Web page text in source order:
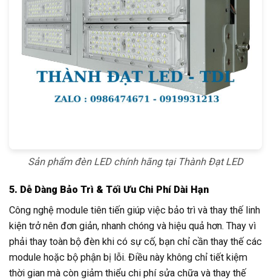
Sản phẩm đèn LED chính hãng tại Thành Đạt LED
5. Dễ Dàng Bảo Trì & Tối Ưu Chi Phí Dài Hạn
Công nghệ module tiên tiến giúp việc bảo trì và thay thế linh
kiện trở nên đơn giản, nhanh chóng và hiệu quả hơn. Thay vì
phải thay toàn bộ đèn khi có sự cố, bạn chỉ cần thay thế các
module hoặc bộ phận bị lỗi. Điều này không chỉ tiết kiệm
thời gian mà còn giảm thiểu chi phí sửa chữa và thay thế